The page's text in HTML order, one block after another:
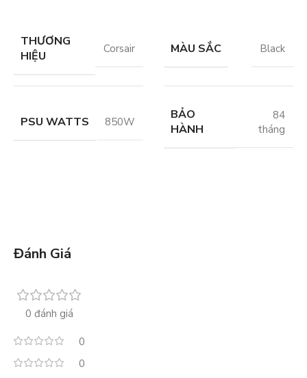
THƯƠNG
HIỆU
Corsair MÀU SẮC Black
PSU WATTS 850W
BẢO
HÀNH
84
tháng
Đánh Giá
0 đánh giá
0
0